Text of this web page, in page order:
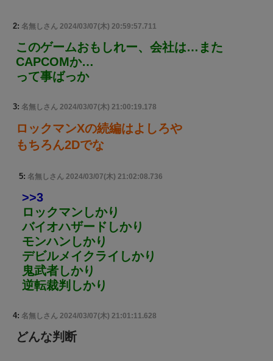
2: 名無しさん 2024/03/07(木) 20:59:57.711
このゲームおもしれー、会社は…また
CAPCOMか…
って事ばっか
3: 名無しさん 2024/03/07(木) 21:00:19.178
ロックマンXの続編はよしろや
もちろん2Dでな
5: 名無しさん 2024/03/07(木) 21:02:08.736
>>3
ロックマンしかり
バイオハザードしかり
モンハンしかり
デビルメイクライしかり
鬼武者しかり
逆転裁判しかり
4: 名無しさん 2024/03/07(木) 21:01:11.628
どんな判断